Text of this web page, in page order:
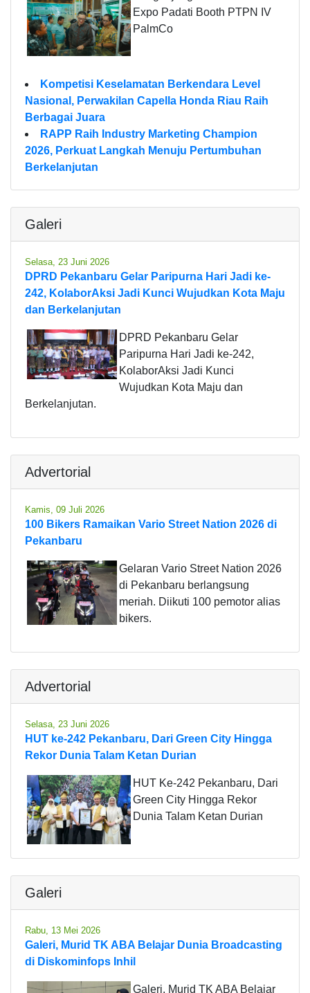
Expo Padati Booth PTPN IV
PalmCo
Kompetisi Keselamatan Berkendara Level
Nasional, Perwakilan Capella Honda Riau Raih
Berbagai Juara
RAPP Raih Industry Marketing Champion
2026, Perkuat Langkah Menuju Pertumbuhan
Berkelanjutan
Galeri
Selasa, 23 Juni 2026
DPRD Pekanbaru Gelar Paripurna Hari Jadi ke-
242, KolaborAksi Jadi Kunci Wujudkan Kota Maju
dan Berkelanjutan
DPRD Pekanbaru Gelar
Paripurna Hari Jadi ke-242,
KolaborAksi Jadi Kunci
Wujudkan Kota Maju dan
Berkelanjutan.
Advertorial
Kamis, 09 Juli 2026
100 Bikers Ramaikan Vario Street Nation 2026 di
Pekanbaru
Gelaran Vario Street Nation 2026
di Pekanbaru berlangsung
meriah. Diikuti 100 pemotor alias
bikers.
Advertorial
Selasa, 23 Juni 2026
HUT ke-242 Pekanbaru, Dari Green City Hingga
Rekor Dunia Talam Ketan Durian
HUT Ke-242 Pekanbaru, Dari
Green City Hingga Rekor
Dunia Talam Ketan Durian
Galeri
Rabu, 13 Mei 2026
Galeri, Murid TK ABA Belajar Dunia Broadcasting
di Diskominfops Inhil
Galeri, Murid TK ABA Belajar